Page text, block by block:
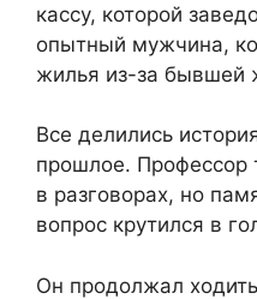
кассу, которой
опытный мужчина,
жилья из-за бывшей
Все делились
прошлое. Профессор
в разговорах, но
вопрос крутился в
Он продолжал